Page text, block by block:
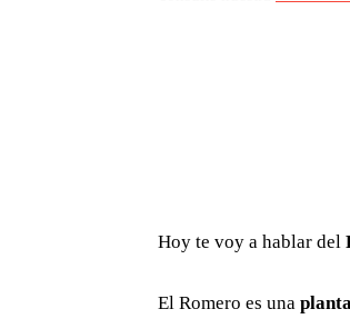
Hoy te voy a hablar del
El Romero es una